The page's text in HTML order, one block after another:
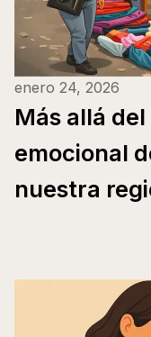
enero 24, 2026
Más allá
emocional
nuestra